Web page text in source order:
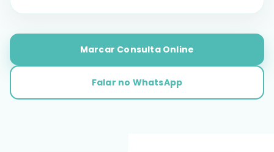
Marcar Consulta Online
Falar no WhatsApp